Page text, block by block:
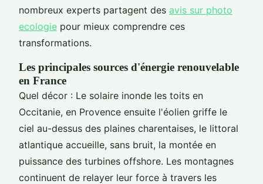
nombreux experts partagent des avis sur photo
ecologie pour mieux comprendre ces
transformations.
Les principales sources d'énergie renouvelable
en France
Quel décor : Le solaire inonde les toits en
Occitanie, en Provence ensuite l'éolien griffe le
ciel au-dessus des plaines charentaises, le littoral
atlantique accueille, sans bruit, la montée en
puissance des turbines offshore. Les montagnes
continuent de relayer leur force à travers les